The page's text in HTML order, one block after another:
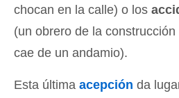
chocan en la calle) o los
(un obrero de la
cae de un andamio).
Esta última acepción da